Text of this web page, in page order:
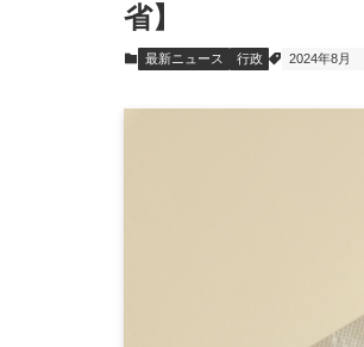
省】
最新ニュース 行政 2024年8月